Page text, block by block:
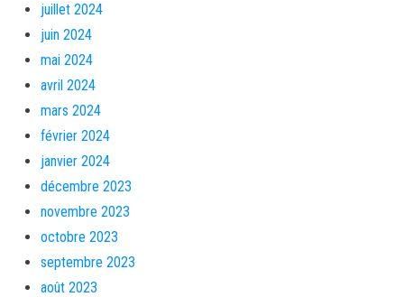
juillet 2024
juin 2024
mai 2024
avril 2024
mars 2024
février 2024
janvier 2024
décembre 2023
novembre 2023
octobre 2023
septembre 2023
août 2023